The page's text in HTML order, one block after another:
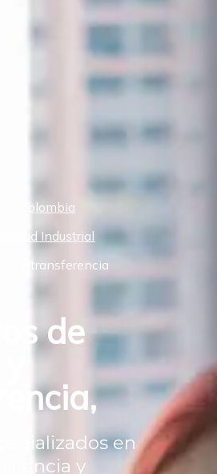
Colombia
Industrial
y transferencia
de
en
y